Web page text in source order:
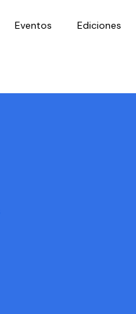
Eventos Ediciones